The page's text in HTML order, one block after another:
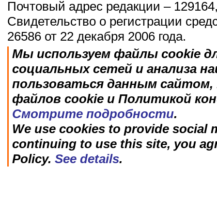
Почтовый адрес редакции –
Свидетельство о регистрации
26586 от 22 декабря 2006 года.
Мы используем файлы cookie
социальных сетей и анализа
пользоваться данным
файлов cookie и Политикой
Смотрите подробности.
We use cookies to provide social
continuing to use this site, you
Policy. See details.